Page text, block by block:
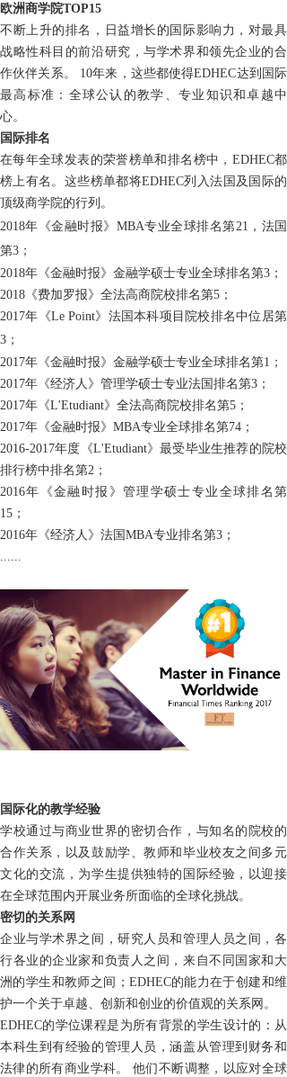
欧洲商学院TOP15
不断上升的排名，日益增长的国际影响力，对最具
战略性科目的前沿研究，与学术界和领先企业的合
作伙伴关系。 10年来，这些都使得EDHEC达到国际
最高标准：全球公认的教学、专业知识和卓越中
心。
国际排名
在每年全球发表的荣誉榜单和排名 榜中 ， EDHEC都
榜上有名 。这些榜单都将EDHEC列入法国及 国际的
顶级商学院的行列。
2018年《金融时报》 MBA专业全球排名第21，法国
第3 ；
2018年《金融时报》金融学硕士专业全球排名第3 ；
2018《费加罗报》全法高商院校排名第5；
2017年《Le Point》法国本科项目院校排名中位居第
3；
2017年《金融时报》金融学硕士专业全球排名第1 ；
2017年《经济人》管理学硕士专业法国排名第3 ；
2017年 《L'Etudiant》全法高商院校排名第5；
2017年《金融时报》 MBA专业全球排名第74 ；
2016-2017年度《L'Etudiant》最受毕业生推荐的院校
排行榜中排名第2；
2016年《金融时报》管理学硕士专业全球排名第
15 ；
2016年《经济人》法国MBA专业排名第3 ；
国际化的教学经验
学校通过与商业世界的 密切合作 ， 与知名 的 院校的
合作关系 ，以及鼓励学、教师和毕业校友之间多元
文化的交流 ， 为学生提供独特的国际经验，以迎接
在全球范围内开展业务所面临的全球化挑战。
密切的关系网
企业与学术界之间，研究人员和管理人员之间，各
行各业的企业家和负责人之间 ，来自不同国家和大
洲的学生和教师 之间； EDHEC的能力在于创建和维
护一个关于卓越、 创新和创业的价值观的关系网 。
EDHEC的学位课程是为所有背景的学生设计的 ： 从
本科生到有经验的管理人员，涵盖从管理到财务和
法律的所有商业学科。
他们不断调整，以应对全球